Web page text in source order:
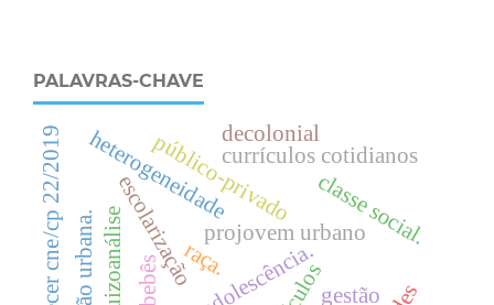
PALAVRAS-CHAVE
projovem urbano
.
c
l
a
s
s
e
s
o
c
i
a
l
.
raça.
gestão
escolarização
heterogeneidade
público-privadocurrículos cotidianos
esquizoanálise
decolonial
parecer cne/cp 22/2019 bebês